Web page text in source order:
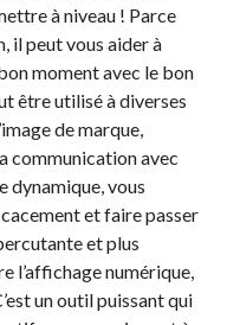
à niveau ! Parce
il peut vous aider à
moment avec le bon
être utilisé à diverses
de marque,
communication avec
dynamique, vous
et faire passer
et plus
l’affichage numérique,
un outil puissant qui